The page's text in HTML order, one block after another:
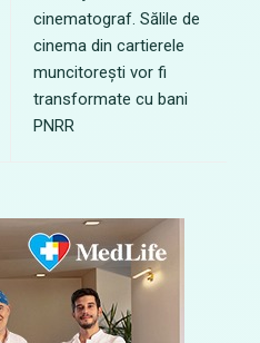
cinematograf. Sălile de
cinema din cartierele
muncitorești vor fi
transformate cu bani
PNRR